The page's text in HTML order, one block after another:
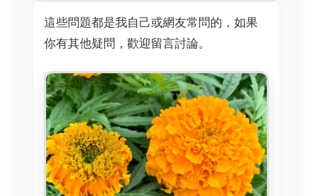
這些問題都是我自己或網友常問的，如果
你有其他疑問，歡迎留言討論。